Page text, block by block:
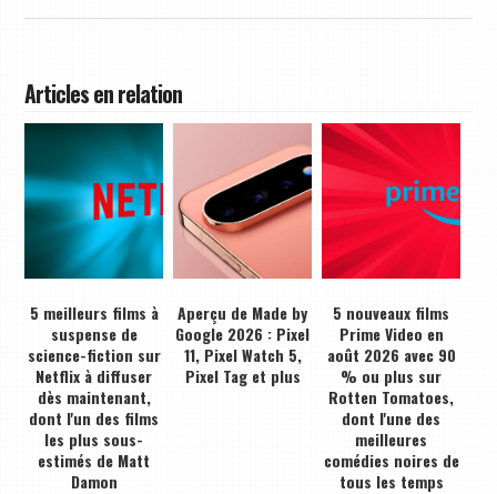
Articles en relation
5 meilleurs films à
suspense de
science-fiction sur
Netflix à diffuser
dès maintenant,
dont l'un des films
les plus sous-
estimés de Matt
Damon
Aperçu de Made by
Google 2026 : Pixel
11, Pixel Watch 5,
Pixel Tag et plus
5 nouveaux films
Prime Video en
août 2026 avec 90
% ou plus sur
Rotten Tomatoes,
dont l'une des
meilleures
comédies noires de
tous les temps